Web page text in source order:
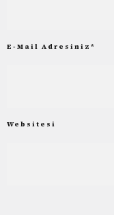
E-Mail Adresiniz *
Websitesi